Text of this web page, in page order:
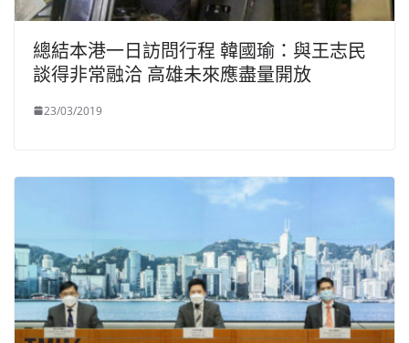
總結本港一日訪問行程 韓國瑜：與王志民
談得非常融洽 高雄未來應盡量開放
23/03/2019